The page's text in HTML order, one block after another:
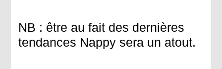
NB : être au fait des dernières
tendances Nappy sera un atout.